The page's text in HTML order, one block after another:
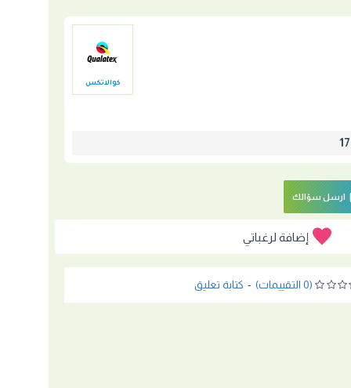
كوالاتكس
(0 التقييمات) - كتابة تعليق
ارسل سؤالك
إضافة لرغباتي